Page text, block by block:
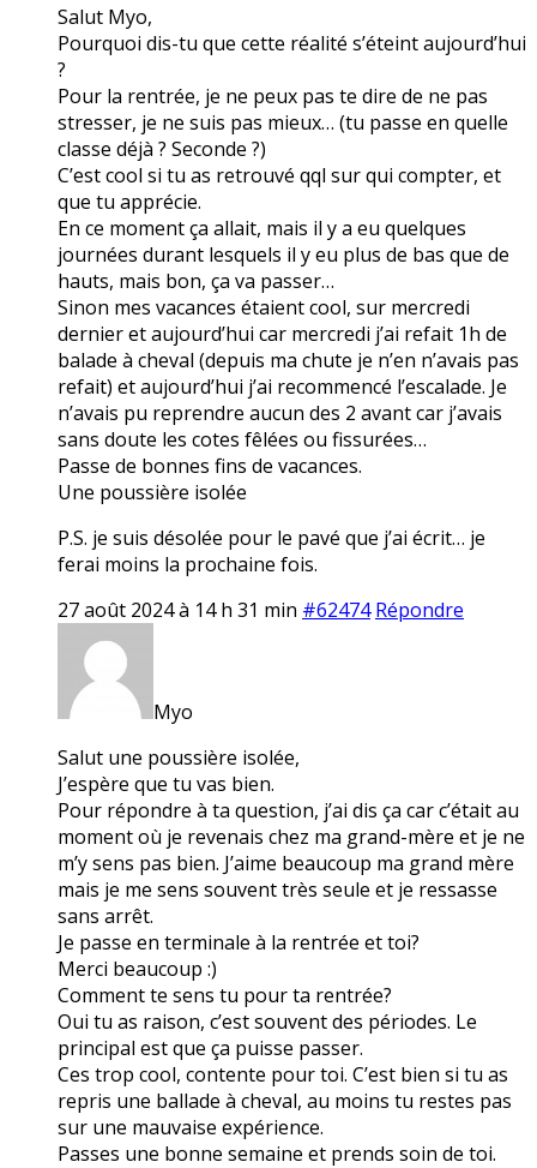
Salut Myo,
Pourquoi dis-tu que cette réalité s’éteint aujourd’hui
?
Pour la rentrée, je ne peux pas te dire de ne pas
stresser, je ne suis pas mieux… (tu passe en quelle
classe déjà ? Seconde ?)
C’est cool si tu as retrouvé qql sur qui compter, et
que tu apprécie.
En ce moment ça allait, mais il y a eu quelques
journées durant lesquels il y eu plus de bas que de
hauts, mais bon, ça va passer…
Sinon mes vacances étaient cool, sur mercredi
dernier et aujourd’hui car mercredi j’ai refait 1h de
balade à cheval (depuis ma chute je n’en n’avais pas
refait) et aujourd’hui j’ai recommencé l’escalade. Je
n’avais pu reprendre aucun des 2 avant car j’avais
sans doute les cotes fêlées ou fissurées…
Passe de bonnes fins de vacances.
Une poussière isolée
P.S. je suis désolée pour le pavé que j’ai écrit… je
ferai moins la prochaine fois.
27 août 2024 à 14 h 31 min #62474 Répondre
Myo
Salut une poussière isolée,
J’espère que tu vas bien.
Pour répondre à ta question, j’ai dis ça car c’était au
moment où je revenais chez ma grand-mère et je ne
m’y sens pas bien. J’aime beaucoup ma grand mère
mais je me sens souvent très seule et je ressasse
sans arrêt.
Je passe en terminale à la rentrée et toi?
Merci beaucoup :)
Comment te sens tu pour ta rentrée?
Oui tu as raison, c’est souvent des périodes. Le
principal est que ça puisse passer.
Ces trop cool, contente pour toi. C’est bien si tu as
repris une ballade à cheval, au moins tu restes pas
sur une mauvaise expérience.
Passes une bonne semaine et prends soin de toi.